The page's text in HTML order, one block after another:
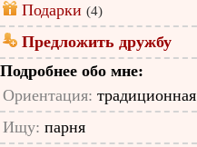
Подарки (4)
Предложить дружбу
Подробнее обо мне:
Ориентация: традиционная
Ищу: парня